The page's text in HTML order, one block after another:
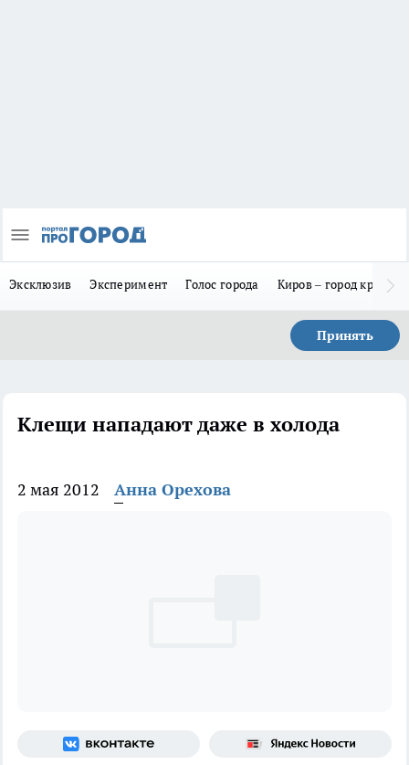
Эксклюзив Эксперимент Голос города Киров – город
Принять
Клещи нападают даже в холода
2 мая 2012 Анна Орехова